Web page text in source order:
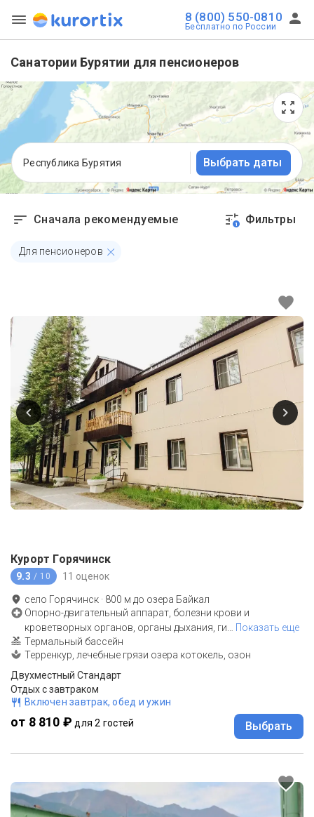
8 (800) 550-0810
Бесплатно по России
Санатории Бурятии для пенсионеров
Республика Бурятия Выбрать даты
Сначала рекомендуемые 1 Фильтры
Для пенсионеров
Курорт Горячинск
9.3 / 10 11 оценок
село Горячинск · 800 м до озера Байкал
Опорно-двигательный аппарат, болезни крови и
кроветворных органов, органы дыхания, ги… Показать еще
Термальный бассейн
Терренкур, лечебные грязи озера котокель, озон
Двухместный Стандарт
Отдых с завтраком
Включен завтрак, обед и ужин
от 8 810 ₽ для 2 гостей Выбрать